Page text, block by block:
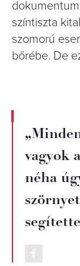
színtiszta
szomorú
bőrébe. De
vagyok
néha